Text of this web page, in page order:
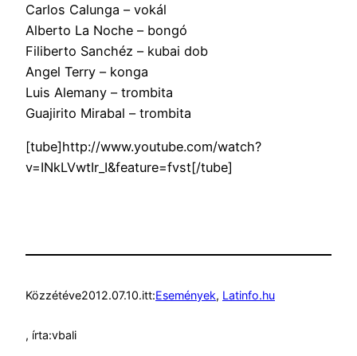
Carlos Calunga – vokál
Alberto La Noche – bongó
Filiberto Sanchéz – kubai dob
Angel Terry – konga
Luis Alemany – trombita
Guajirito Mirabal – trombita
[tube]http://www.youtube.com/watch?
v=INkLVwtIr_I&feature=fvst[/tube]
Közzétéve2012.07.10.itt:Események, Latinfo.hu
, írta:vbali